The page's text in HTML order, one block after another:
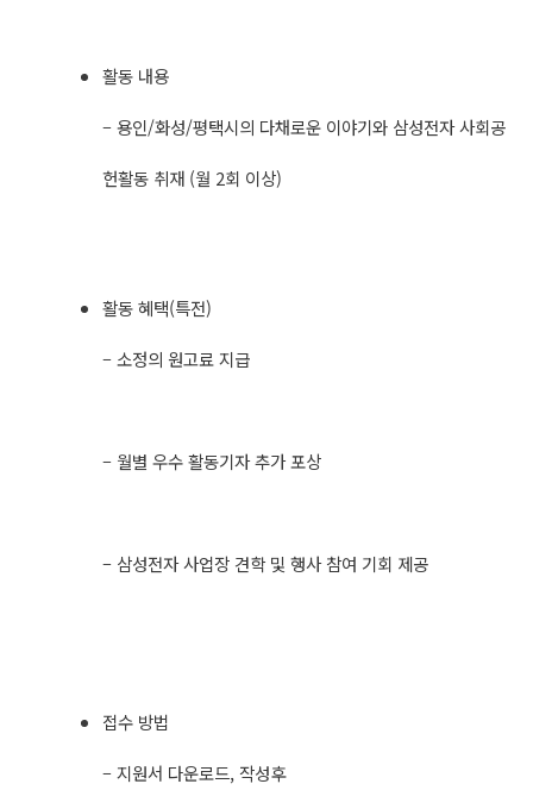
활동 내용
– 용인/화성/평택시의 다채로운 이야기와 삼성전자 사회공
헌활동 취재 (월 2회 이상)
활동 혜택(특전)
– 소정의 원고료 지급
– 월별 우수 활동기자 추가 포상
– 삼성전자 사업장 견학 및 행사 참여 기회 제공
접수 방법
– ​지원서 다운로드, 작성후